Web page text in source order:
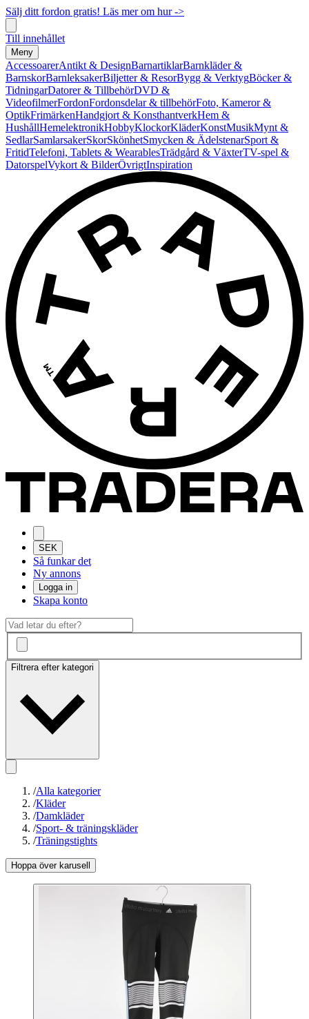
Sälj ditt fordon gratis! Läs mer om hur ->
Till innehållet
Meny
AccessoarerAntikt & DesignBarnartiklarBarnkläder &
BarnskorBarnleksakerBiljetter & ResorBygg & VerktygBöcker &
TidningarDatorer & TillbehörDVD &
VideofilmerFordonFordonsdelar & tillbehörFoto, Kameror &
OptikFrimärkenHandgjort & KonsthantverkHem &
HushållHemelektronikHobbyKlockorKläderKonstMusikMynt &
SedlarSamlarsakerSkorSkönhetSmycken & ÄdelstenarSport &
FritidTelefoni, Tablets & WearablesTrädgård & VäxterTV-spel &
DatorspelVykort & BilderÖvrigtInspiration
SEK
Så funkar det
Ny annons
Logga in
Skapa konto
Filtrera efter kategori
/Alla kategorier
/Kläder
/Damkläder
/Sport- & träningskläder
/Träningstights
Hoppa över karusell